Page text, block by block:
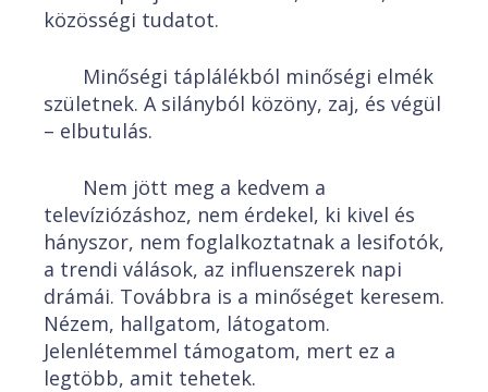
közösségi tudatot.
Minőségi táplálékból minőségi elmék
születnek. A silányból közöny, zaj, és végül
– elbutulás.
Nem jött meg a kedvem a
televíziózáshoz, nem érdekel, ki kivel és
hányszor, nem foglalkoztatnak a lesifotók,
a trendi válások, az influenszerek napi
drámái. Továbbra is a minőséget keresem.
Nézem, hallgatom, látogatom.
Jelenlétemmel támogatom, mert ez a
legtöbb, amit tehetek.